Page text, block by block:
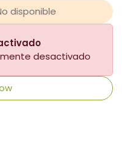
disponible
desactivado